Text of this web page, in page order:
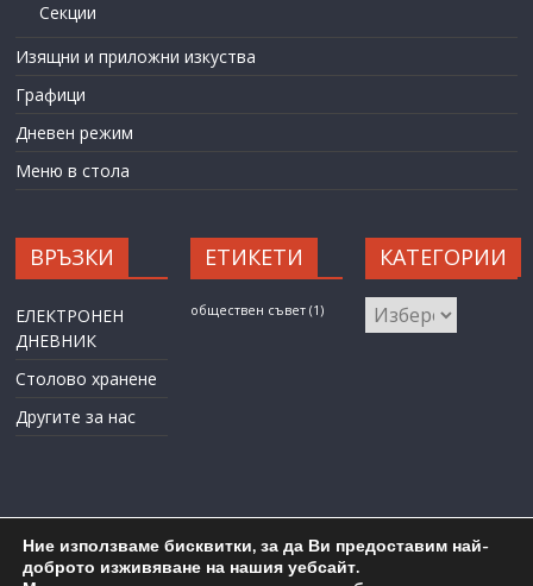
Секции
Изящни и приложни изкуства
Графици
Дневен режим
Меню в стола
ВРЪЗКИ
ЕЛЕКТРОНЕН
ДНЕВНИК
Столово хранене
Другите за нас
ЕТИКЕТИ
обществен съвет (1)
КАТЕГОРИИ
КАТЕГОРИИ
Ние използваме бисквитки, за да Ви предоставим най-
доброто изживяване на нашия уебсайт.